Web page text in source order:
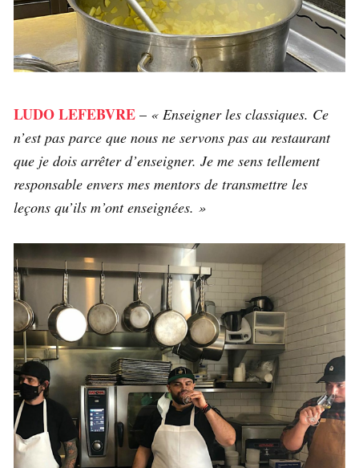
LUDO LEFEBVRE – « Enseigner les classiques. Ce
n’est pas parce que nous ne servons pas au restaurant
que je dois arrêter d’enseigner. Je me sens tellement
responsable envers mes mentors de transmettre les
leçons qu’ils m’ont enseignées. »